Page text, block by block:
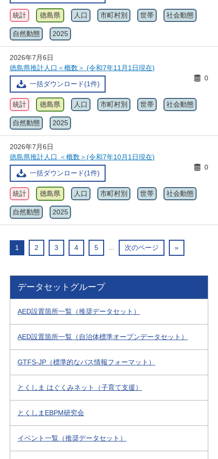
統計 徳島県 人口 市町村別 世帯 社会動態
自然動態 2025
2026年7月6日
徳島県推計人口＜概数＞ (令和7年11月1日現在)
一括ダウンロード(1件)
0
統計 徳島県 人口 市町村別 世帯 社会動態
自然動態 2025
2026年7月6日
徳島県推計人口 ＜概数＞(令和7年10月1日現在)
一括ダウンロード(1件)
0
統計 徳島県 人口 市町村別 世帯 社会動態
自然動態 2025
1 2 3 4 5 ... 次のページ »
データセットグループ
AED設置箇所一覧（推奨データセット）
AED設置箇所一覧（自治体標準オープンデータセット）
GTFS-JP（標準的なバス情報フォーマット）
とくしま はぐくみネット（子育て支援）
とくしまEBPM研究会
イベント一覧（推奨データセット）